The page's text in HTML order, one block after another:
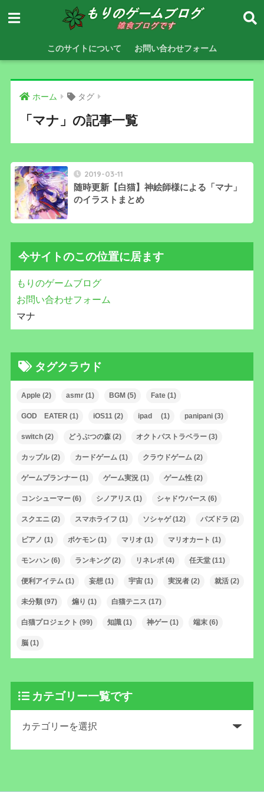
このサイトについて お問い合わせフォーム
ホーム タグ
「マナ」の記事一覧
2019-03-11
随時更新【白猫】神絵師様による「マナ」
のイラストまとめ
今サイトのこの位置に居ます
もりのゲームブログ
お問い合わせフォーム
マナ
タグクラウド
Apple(2) asmr(1) BGM (5) Fate(1)
GOD EATER (1) iOS11(2) ipad (1) panipani(3)
switch(2) どうぶつの森(2) オクトパストラベラー(3)
カップル(2) カードゲーム(1) クラウドゲーム(2)
ゲームプランナー(1) ゲーム実況(1) ゲーム性(2)
コンシューマー(6) シノアリス (1) シャドウバース (6)
スクエニ(2) スマホライフ (1) ソシャゲ(12) パズドラ (2)
ピアノ (1) ポケモン(1) マリオ (1) マリオカート (1)
モンハン(6) ランキング(2) リネレボ(4) 任天堂(11)
便利アイテム(1) 妄想(1) 宇宙(1) 実況者(2) 就活(2)
未分類(97) 煽り (1) 白猫テニス (17)
白猫プロジェクト (99) 知識(1) 神ゲー(1) 端末(6)
脳(1)
カテゴリー一覧です